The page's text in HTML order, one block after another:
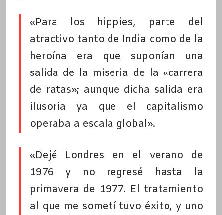
«Para los hippies, parte del
atractivo tanto de India como de la
heroína era que suponían una
salida de la miseria de la «carrera
de ratas»; aunque dicha salida era
ilusoria ya que el capitalismo
operaba a escala global».
«Dejé Londres en el verano de
1976 y no regresé hasta la
primavera de 1977. El tratamiento
al que me sometí tuvo éxito, y uno